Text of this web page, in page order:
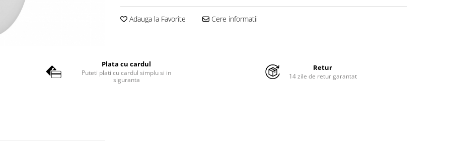
Adauga la Favorite Cere informatii
Plata cu cardul
Puteti plati cu cardul simplu si in
siguranta
Retur
14 zile de retur garantat